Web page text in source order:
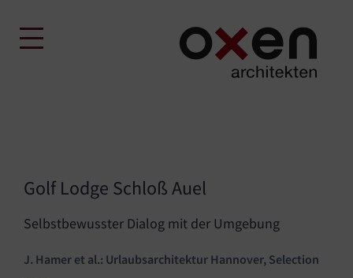
Golf Lodge Schloß Auel
Selbstbewusster Dialog mit der Umgebung
J. Hamer et al.: Urlaubsarchitektur Hannover, Selection